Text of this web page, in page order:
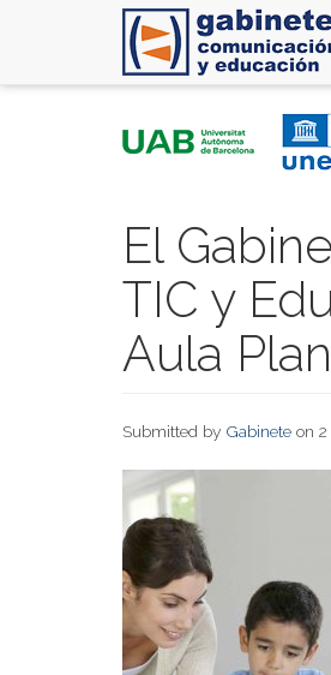
El
TIC y
Aula
Submitted by Gabinete on 2